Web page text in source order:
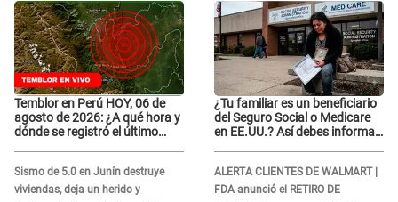
Temblor en Perú HOY, 06 de
agosto de 2026: ¿A qué hora y
dónde se registró el último
Sismo de 5.0 en Junín destruye
viviendas, deja un herido y
¿Tu familiar es un beneficiario
del Seguro Social o Medicare
en EE.UU.? Así debes informar
ALERTA CLIENTES DE WALMART |
FDA anunció el RETIRO DE